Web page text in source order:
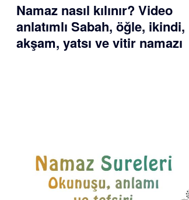
Namaz nasıl kılınır? Video
anlatımlı Sabah, öğle, ikindi,
akşam, yatsı ve vitir namazı